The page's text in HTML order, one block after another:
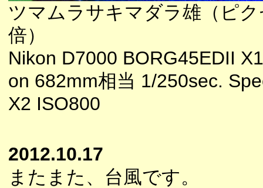
ツマムラサキマダラ雄（ピ
倍）
Nikon D7000 BORG45EDII
on 682mm相当 1/250sec.
X2 ISO800
2012.10.17
またまた、台風です。